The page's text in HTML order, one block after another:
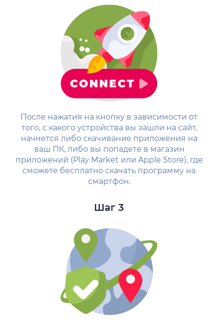
После нажатия на кнопку в зависимости от
того, с какого устройства вы зашли на сайт,
начнется либо скачивание приложения на
ваш ПК, либо вы попадете в магазин
приложений (Play Market или Apple Store), где
сможете бесплатно скачать программу на
смартфон.
Шаг 3